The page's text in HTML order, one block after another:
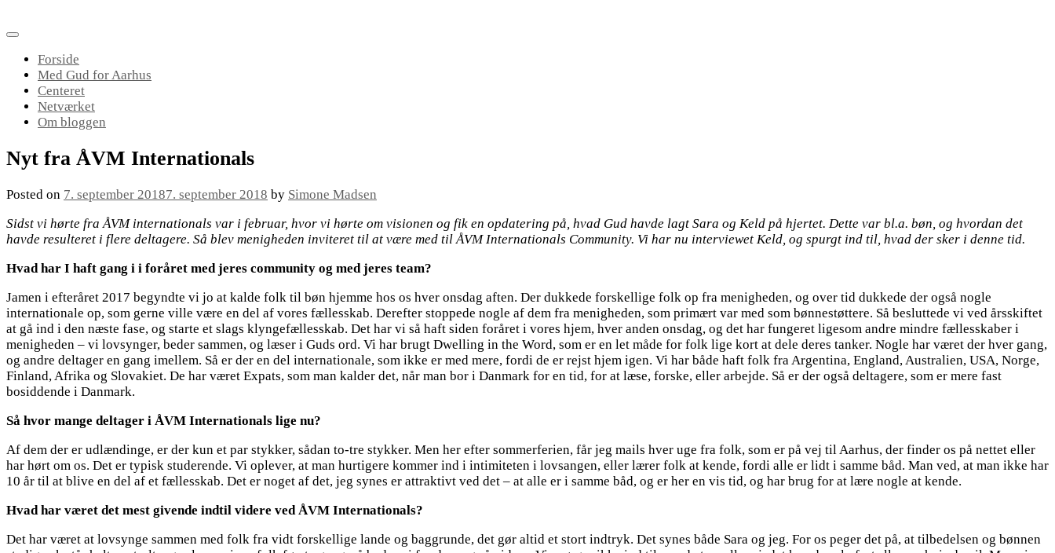
to
Forside
Med Gud for Aarhus
Centeret
Netværket
Om bloggen
Nyt fra ÅVM Internationals
Posted on 7. september 20187. september 2018 by Simone Madsen
Sidst vi hørte fra ÅVM internationals var i februar, hvor vi hørte om visionen og fik en opdatering på, hvad Gud havde lagt Sara og Keld på hjertet. Dette var bl.a. bøn, og hvordan det
havde resulteret i flere deltagere. Så blev menigheden inviteret til at være med til ÅVM Internationals Community. Vi har nu interviewet Keld, og spurgt ind til, hvad der sker i denne tid.
Hvad har I haft gang i i foråret med jeres community og med jeres team?
Jamen i efteråret 2017 begyndte vi jo at kalde folk til bøn hjemme hos os hver onsdag aften. Der dukkede forskellige folk op fra menigheden, og over tid dukkede der også nogle
internationale op, som gerne ville være en del af vores fællesskab. Derefter stoppede nogle af dem fra menigheden, som primært var med som bønnestøttere. Så besluttede vi ved årsskiftet
at gå ind i den næste fase, og starte et slags klyngefællesskab. Det har vi så haft siden foråret i vores hjem, hver anden onsdag, og det har fungeret ligesom andre mindre fællesskaber i
menigheden – vi lovsynger, beder sammen, og læser i Guds ord. Vi har brugt Dwelling in the Word, som er en let måde for folk lige kort at dele deres tanker. Nogle har været der hver gang,
og andre deltager en gang imellem. Så er der en del internationale, som ikke er med mere, fordi de er rejst hjem igen. Vi har både haft folk fra Argentina, England, Australien, USA, Norge,
Finland, Afrika og Slovakiet. De har været Expats, som man kalder det, når man bor i Danmark for en tid, for at læse, forske, eller arbejde. Så er der også deltagere, som er mere fast
bosiddende i Danmark.
Så hvor mange deltager i ÅVM Internationals lige nu?
Af dem der er udlændinge, er der kun et par stykker, sådan to-tre stykker. Men her efter sommerferien, får jeg mails hver uge fra folk, som er på vej til Aarhus, der finder os på nettet eller
har hørt om os. Det er typisk studerende. Vi oplever, at man hurtigere kommer ind i intimiteten i lovsangen, eller lærer folk at kende, fordi alle er lidt i samme båd. Man ved, at man ikke har
10 år til at blive en del af et fællesskab. Det er noget af det, jeg synes er attraktivt ved det – at alle er i samme båd, og er her en vis tid, og har brug for at lære nogle at kende.
Hvad har været det mest givende indtil videre ved ÅVM Internationals?
Det har været at lovsynge sammen med folk fra vidt forskellige lande og baggrunde, det gør altid et stort indtryk. Det synes både Sara og jeg. For os peger det på, at tilbedelsen og bønnen